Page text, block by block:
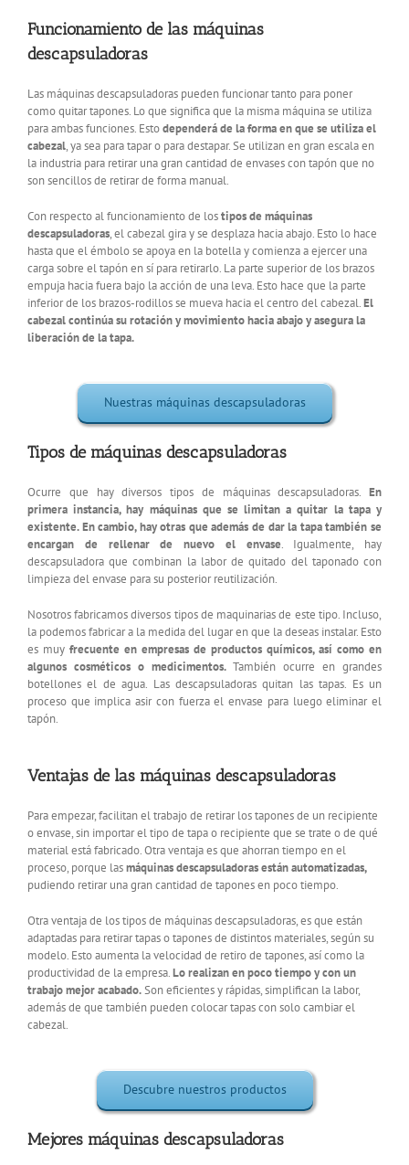
Funcionamiento de las máquinas
descapsuladoras
Las máquinas descapsuladoras pueden funcionar tanto para poner
como quitar tapones. Lo que significa que la misma máquina se utiliza
para ambas funciones. Estodependerá de la forma en que se utiliza el
cabezal, ya sea para tapar o para destapar. Se utilizan en gran escala en
la industria para retirar una gran cantidad de envases con tapón que no
son sencillos de retirar de forma manual.
Con respecto al funcionamiento de lostipos de máquinas
descapsuladoras, el cabezal gira y se desplaza hacia abajo. Esto lo hace
hasta que el émbolo se apoya en la botella y comienza a ejercer una
carga sobre el tapón en sí para retirarlo. La parte superior de los brazos
empuja hacia fuera bajo la acción de una leva. Esto hace que la parte
inferior de los brazos-rodillos se mueva hacia el centro del cabezal.El
cabezal continúa su rotación y movimiento hacia abajo y asegura la
liberación de la tapa.
Nuestras máquinas descapsuladoras
Tipos de máquinas descapsuladoras
Ocurre que hay diversos tipos de máquinas descapsuladoras. En
primera instancia, hay máquinas que se limitan a quitar la tapa y
existente. En cambio, hay otras que además de dar la tapa también se
encargan de rellenar de nuevo el envase. Igualmente, hay
descapsuladora que combinan la labor de quitado del taponado con
limpieza del envase para su posterior reutilización.
Nosotros fabricamos diversos tipos de maquinarias de este tipo. Incluso,
la podemos fabricar a la medida del lugar en que la deseas instalar. Esto
es muy frecuente en empresas de productos químicos, así como en
algunos cosméticos o medicimentos.También ocurre en grandes
botellones el de agua. Las descapsuladoras quitan las tapas. Es un
proceso que implica asir con fuerza el envase para luego eliminar el
tapón.
Ventajas de las máquinas descapsuladoras
Para empezar, facilitan el trabajo de retirar los tapones de un recipiente
o envase, sin importar el tipo de tapa o recipiente que se trate o de qué
material está fabricado. Otra ventaja es que ahorran tiempo en el
proceso, porque lasmáquinas descapsuladoras están automatizadas,
pudiendo retirar una gran cantidad de tapones en poco tiempo.
Otra ventaja de los tipos de máquinas descapsuladoras, es que están
adaptadas para retirar tapas o tapones de distintos materiales, según su
modelo. Esto aumenta la velocidad de retiro de tapones, así como la
productividad de la empresa.Lo realizan en poco tiempo y con un
trabajo mejor acabado.Son eficientes y rápidas, simplifican la labor,
además de que también pueden colocar tapas con solo cambiar el
cabezal.
Descubre nuestros productos
Mejores máquinas descapsuladoras